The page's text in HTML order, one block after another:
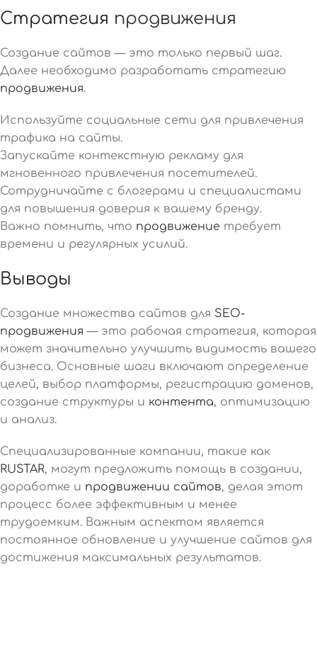
Стратегия продвижения
Создание сайтов — это только первый шаг.
Далее необходимо разработать стратегию
продвижения.
Используйте социальные сети для привлечения
трафика на сайты.
Запускайте контекстную рекламу для
мгновенного привлечения посетителей.
Сотрудничайте с блогерами и специалистами
для повышения доверия к вашему бренду.
Важно помнить, что продвижение требует
времени и регулярных усилий.
Выводы
Создание множества сайтов для SEO-
продвижения — это рабочая стратегия, которая
может значительно улучшить видимость вашего
бизнеса. Основные шаги включают определение
целей, выбор платформы, регистрацию доменов,
создание структуры и контента, оптимизацию
и анализ.
Специализированные компании, такие как
RUSTAR, могут предложить помощь в создании,
доработке и продвижении сайтов, делая этот
процесс более эффективным и менее
трудоемким. Важным аспектом является
постоянное обновление и улучшение сайтов для
достижения максимальных результатов.